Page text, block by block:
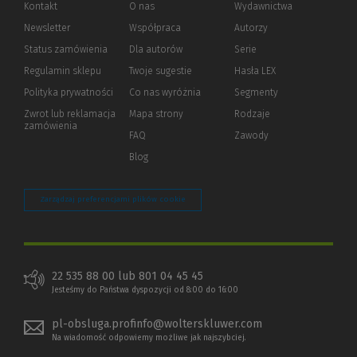
Kontakt
Newsletter
Status zamówienia
Regulamin sklepu
Polityka prywatności (Nowe
(Link
innej
Zwrot lub reklamacja
zamówienia
O nas
Współpraca
Dla autorów(Nowe
(Link
innej
Twoje sugestie
Co nas wyróżnia
Mapa strony
FAQ
Blog
Wydawnictwa
Autorzy
Serie
Hasła LEX
Segmenty
Rodzaje
Zawody
Zarządzaj preferencjami plików cookie
22 535 88 00 lub 801 04 45 45
Jesteśmy do Państwa dyspozycji od 8:00 do 16:00
pl-obsluga.profinfo@wolterskluwer.com
Na wiadomość odpowiemy możliwe jak najszybciej.